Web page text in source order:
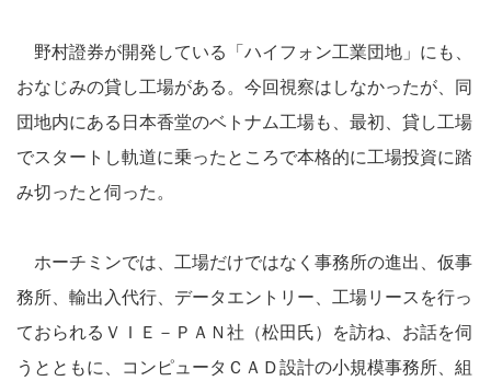
野村證券が開発している「ハイフォン工業団地」にも、
おなじみの貸し工場がある。今回視察はしなかったが、同
団地内にある日本香堂のベトナム工場も、最初、貸し工場
でスタートし軌道に乗ったところで本格的に工場投資に踏
み切ったと伺った。
ホーチミンでは、工場だけではなく事務所の進出、仮事
務所、輸出入代行、データエントリー、工場リースを行っ
ておられるＶＩＥ－ＰＡＮ社（松田氏）を訪ね、お話を伺
うとともに、コンピュータＣＡＤ設計の小規模事務所、組